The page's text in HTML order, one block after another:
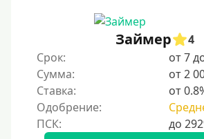
По паспорту
Без паспорта
По фото
Без фото
Займер
4
Срок:
от 7
Сумма:
от 2
Ставка:
от
Одобрение: